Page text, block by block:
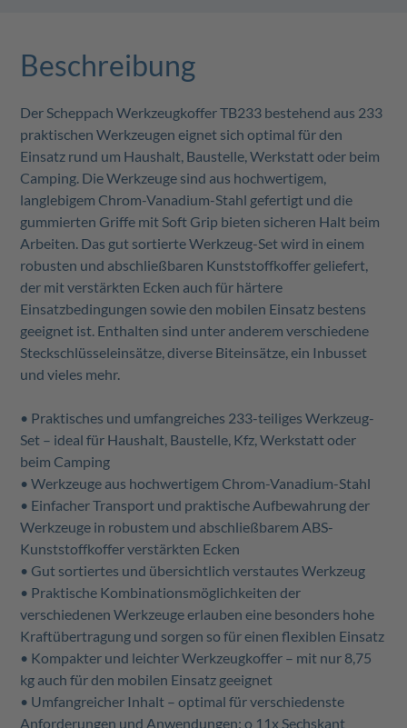
Beschreibung
Der Scheppach Werkzeugkoffer TB233 bestehend aus 233
praktischen Werkzeugen eignet sich optimal für den
Einsatz rund um Haushalt, Baustelle, Werkstatt oder beim
Camping. Die Werkzeuge sind aus hochwertigem,
langlebigem Chrom-Vanadium-Stahl gefertigt und die
gummierten Griffe mit Soft Grip bieten sicheren Halt beim
Arbeiten. Das gut sortierte Werkzeug-Set wird in einem
robusten und abschließbaren Kunststoffkoffer geliefert,
der mit verstärkten Ecken auch für härtere
Einsatzbedingungen sowie den mobilen Einsatz bestens
geeignet ist. Enthalten sind unter anderem verschiedene
Steckschlüsseleinsätze, diverse Biteinsätze, ein Inbusset
und vieles mehr.
• Praktisches und umfangreiches 233-teiliges Werkzeug-
Set – ideal für Haushalt, Baustelle, Kfz, Werkstatt oder
beim Camping
• Werkzeuge aus hochwertigem Chrom-Vanadium-Stahl
• Einfacher Transport und praktische Aufbewahrung der
Werkzeuge in robustem und abschließbarem ABS-
Kunststoffkoffer verstärkten Ecken
• Gut sortiertes und übersichtlich verstautes Werkzeug
• Praktische Kombinationsmöglichkeiten der
verschiedenen Werkzeuge erlauben eine besonders hohe
Kraftübertragung und sorgen so für einen flexiblen Einsatz
• Kompakter und leichter Werkzeugkoffer – mit nur 8,75
kg auch für den mobilen Einsatz geeignet
• Umfangreicher Inhalt – optimal für verschiedenste
Anforderungen und Anwendungen: o 11x Sechskant